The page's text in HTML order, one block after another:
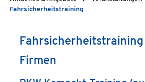
Fahrsicherheitstraining
Firmen